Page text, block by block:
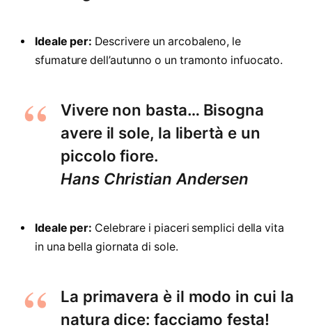
Ideale per: Descrivere un arcobaleno, le
sfumature dell’autunno o un tramonto infuocato.
Vivere non basta… Bisogna
avere il sole, la libertà e un
piccolo fiore.
Hans Christian Andersen
Ideale per: Celebrare i piaceri semplici della vita
in una bella giornata di sole.
La primavera è il modo in cui la
natura dice: facciamo festa!